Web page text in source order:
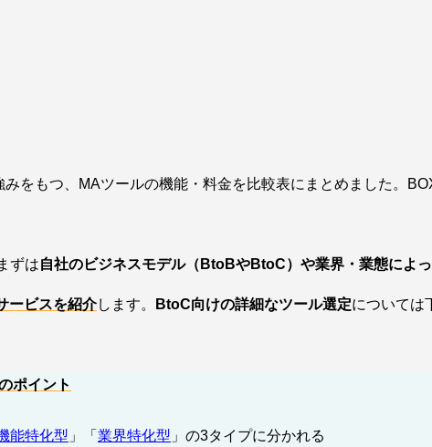
をもつ、MAツールの機能・料金を比較表にまとめました。
ずは自社のビジネスモデル（BtoBやBtoC）や業界・業態によ
ービスを紹介します。 BtoC向けの詳細なツール選定については
ポイント
能特化型 」「 業界特化型 」の3タイプに分かれる